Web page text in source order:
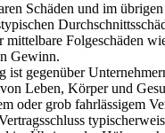
Schäden und im
mittelbare Folgeschäden
Gewinn.
ist gegenüber
Leben, Körper und
oder grob fahrlässigem